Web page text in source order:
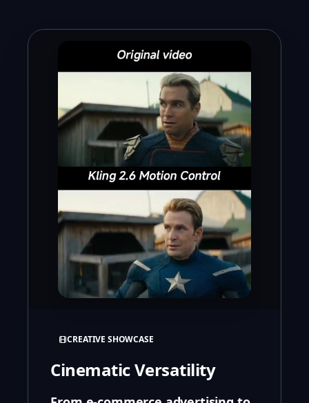
CREATIVE SHOWCASE
Cinematic Versatility